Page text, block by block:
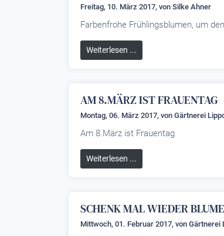
Freitag, 10. März 2017, von Silke Ahner
Farbenfrohe Frühlingsblumen, um
Weiterlesen ...
AM 8.MÄRZ IST FRAUENTAG
Montag, 06. März 2017, von Gärtnerei
Am 8.März ist Frauentag
Weiterlesen ...
SCHENK MAL WIEDER
Mittwoch, 01. Februar 2017, von Gärtnerei